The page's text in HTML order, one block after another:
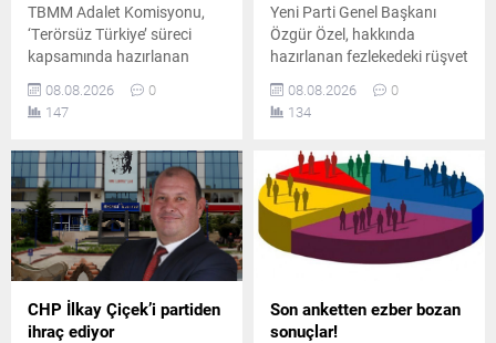
TBMM Adalet Komisyonu,
‘Terörsüz Türkiye’ süreci
kapsamında hazırlanan
çerçeve yasa teklifini
görüşmek üzere toplandı.
Toplantıda iktidar ve
arasında usul ve içerik
tartışmaları yaşandı.
08.08.2026
0
147
Yeni Parti Genel Başkanı
Özgür Özel, hakkında
hazırlanan fezlekedeki rüşvet
iddiasına tepki göstererek,
kurultay masrafları için para
verilmiş olsa bile bunun
savundu.
08.08.2026
0
134
CHP İlkay Çiçek’i partiden
ihraç ediyor
Son anketten ezber bozan
sonuçlar!